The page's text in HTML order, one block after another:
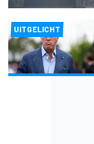
UITGELICHT